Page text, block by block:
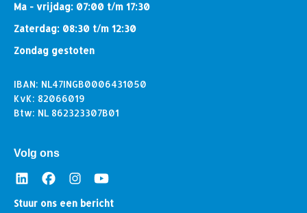
Ma - vrijdag: 07:00 t/m 17:30
Zaterdag: 08:30 t/m 12:30
Zondag gestoten
IBAN: NL47INGB0006431050
KvK: 82066019
Btw: NL 862323307B01
Volg ons
Stuur ons een bericht